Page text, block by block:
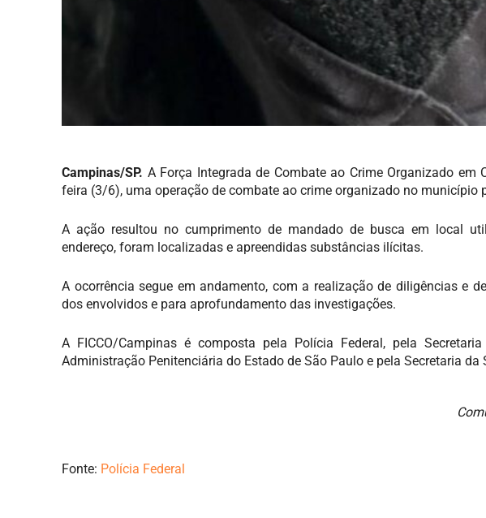
Campinas/SP. A Força Integrada de Combate ao Crime Organizado em
feira (3/6), uma operação de combate ao crime organizado no município
A ação resultou no cumprimento de mandado de busca em local
endereço, foram localizadas e apreendidas substâncias ilícitas.
A ocorrência segue em andamento, com a realização de diligências e
dos envolvidos e para aprofundamento das investigações.
A FICCO/Campinas é composta pela Polícia Federal, pela
Administração Penitenciária do Estado de São Paulo e pela Secretaria
Fonte: Polícia Federal